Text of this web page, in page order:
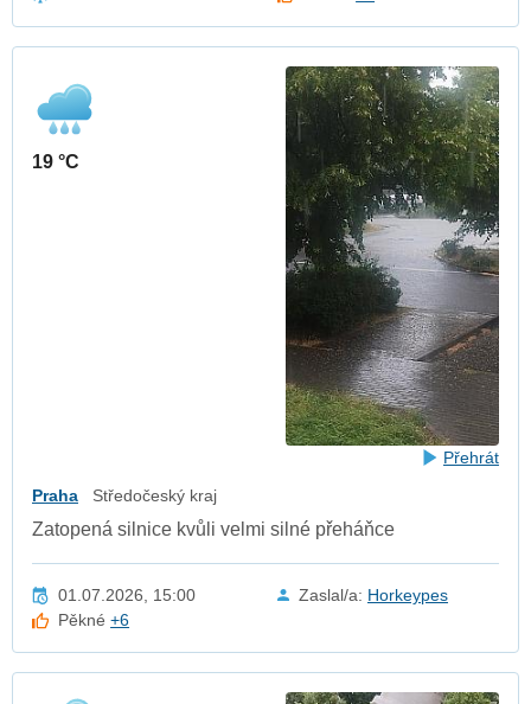
19 °C
Přehrát
Praha Středočeský kraj
Zatopená silnice kvůli velmi silné přeháňce
01.07.2026, 15:00 Zaslal/a: Horkeypes
Pěkné+6